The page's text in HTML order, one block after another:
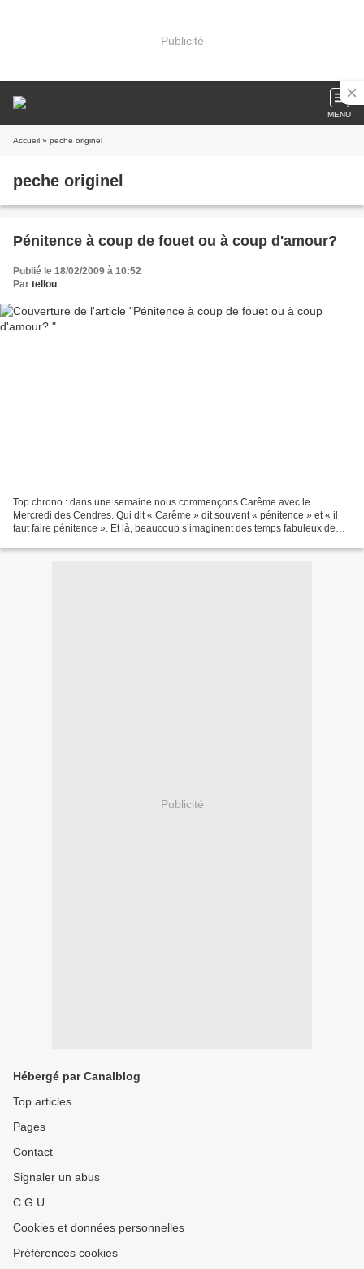
Publicité
MENU
Accueil » peche originel
peche originel
Pénitence à coup de fouet ou à coup d'amour?
Publié le 18/02/2009 à 10:52
Par tellou
Top chrono : dans une semaine nous commençons Carême avec le
Mercredi des Cendres. Qui dit « Carême » dit souvent « pénitence » et « il
faut faire pénitence ». Et là, beaucoup s’imaginent des temps fabuleux de
Publicité
Hébergé par Canalblog
Top articles
Pages
Contact
Signaler un abus
C.G.U.
Cookies et données personnelles
Préférences cookies